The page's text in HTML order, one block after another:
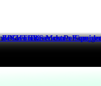
Novo Teaser de
Mostra
Cosméticos com o